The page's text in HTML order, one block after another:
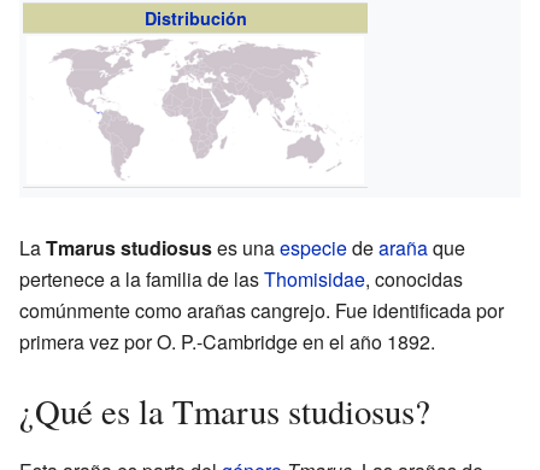
Distribución
LaTmarus studiosuses unaespeciedearañaque
pertenece a la familia de lasThomisidae, conocidas
comúnmente como arañas cangrejo. Fue identificada por
primera vez por O. P.-Cambridge en el año 1892.
¿Qué es la Tmarus studiosus?